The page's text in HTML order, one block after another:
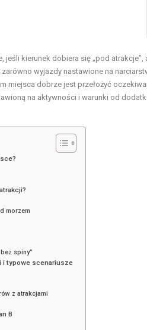
kierunek dobiera się „pod
wyjazdy nastawione na
miejsca dobrze jest przełożyć
na aktywności i warunki od
morzem
spiny”
i typowe scenariusze
z atrakcjami
B